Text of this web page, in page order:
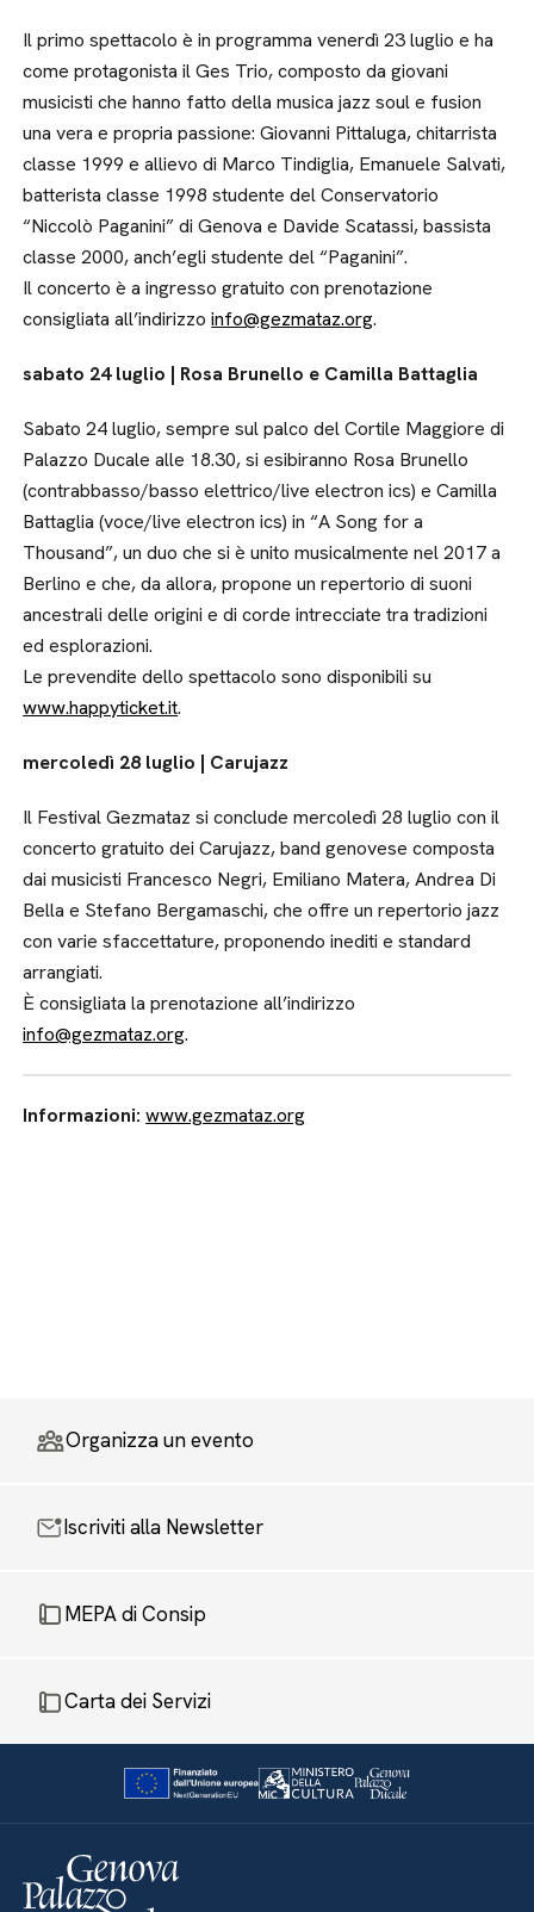
Il primo spettacolo è in programma venerdì 23 luglio e ha
come protagonista il Ges Trio, composto da giovani
musicisti che hanno fatto della musica jazz soul e fusion
una vera e propria passione: Giovanni Pittaluga, chitarrista
classe 1999 e allievo di Marco Tindiglia, Emanuele Salvati,
batterista classe 1998 studente del Conservatorio
“Niccolò Paganini” di Genova e Davide Scatassi, bassista
classe 2000, anch’egli studente del “Paganini”.
Il concerto è a ingresso gratuito con prenotazione
consigliata all’indirizzoinfo@gezmataz.org.
sabato 24 luglio | Rosa Brunello e Camilla Battaglia
Sabato 24 luglio, sempre sul palco del Cortile Maggiore di
Palazzo Ducale alle 18.30, si esibiranno Rosa Brunello
(contrabbasso/basso elettrico/live electron ics) e Camilla
Battaglia (voce/live electron ics) in “A Song for a
Thousand”, un duo che si è unito musicalmente nel 2017 a
Berlino e che, da allora, propone un repertorio di suoni
ancestrali delle origini e di corde intrecciate tra tradizioni
ed esplorazioni.
Le prevendite dello spettacolo sono disponibili su
www.happyticket.it.
mercoledì 28 luglio | Carujazz
Il Festival Gezmataz si conclude mercoledì 28 luglio con il
concerto gratuito dei Carujazz, band genovese composta
dai musicisti Francesco Negri, Emiliano Matera, Andrea Di
Bella e Stefano Bergamaschi, che offre un repertorio jazz
con varie sfaccettature, proponendo inediti e standard
arrangiati.
È consigliata la prenotazione all’indirizzo
info@gezmataz.org.
Informazioni:www.gezmataz.org
Organizza un evento
Iscriviti alla Newsletter
MEPA di Consip
Carta dei Servizi